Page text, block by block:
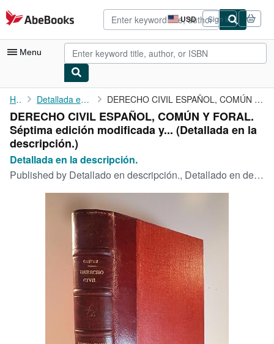
Skip to main content
AbeBooks.com USD
Site
shopping
preferences
Sign in
Menu
My Account
My Purchases
Advanced Search
Browse Collections
CLOSE
Home Detallada en la descripción. DERECHO CIVIL ESPAÑOL, COMÚN Y FORAL. Séptima edición modificada...
DERECHO CIVIL ESPAÑOL, COMÚN Y FORAL.
Séptima edición modificada y... (Detallada en la
descripción.)
Detallada en la descripción.
Published by Detallado en descripción., Detallado en descripción.